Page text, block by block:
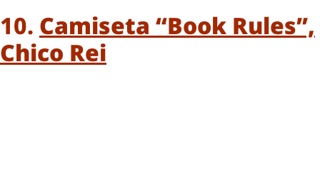
10. Camiseta “Book Rules”,
Chico Rei